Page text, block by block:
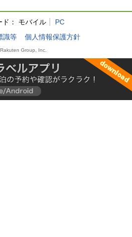
： モバイル
PC
識等
個人情報保護方針
Group, Inc.